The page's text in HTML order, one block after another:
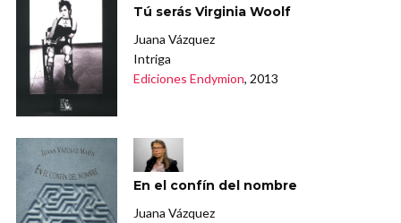
Tú serás Virginia Woolf
Juana Vázquez
Intriga
Ediciones Endymion, 2013
En el confín del nombre
Juana Vázquez